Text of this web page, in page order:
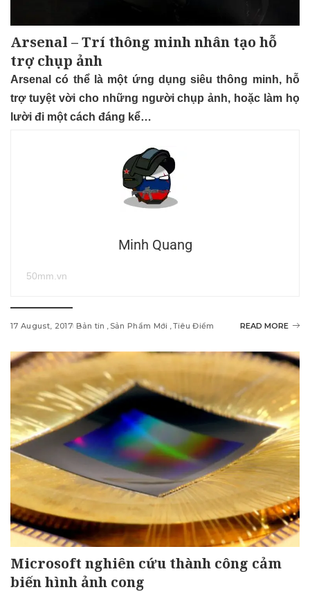
Arsenal – Trí thông minh nhân tạo hỗ
trợ chụp ảnh
Arsenal có thể là một ứng dụng siêu thông minh, hỗ
trợ tuyệt vời cho những người chụp ảnh, hoặc làm họ
lười đi một cách đáng kể…
Minh Quang
50mm.vn
17 August, 2017 Bản tin Sản Phẩm Mới Tiêu Điểm READ MORE
Microsoft nghiên cứu thành công cảm
biến hình ảnh cong